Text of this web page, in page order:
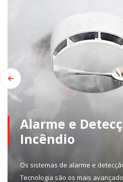
Alarme e
Incêndio
Os sistemas de alarme e
Tecnologia são os mais